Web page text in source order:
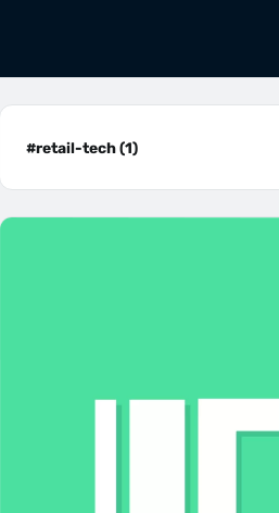
#retail-tech (1)